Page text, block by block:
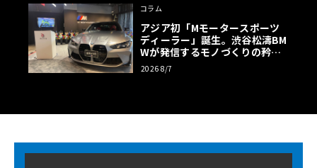
コラム
アジア初「Mモータースポーツ
ディーラー」誕生。渋谷松濤BM
Wが発信するモノづくりの矜持
【木下隆之コラム】
2026 8/7